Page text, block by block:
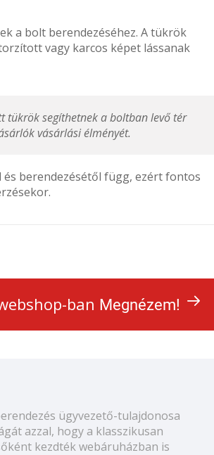
a bolt berendezéséhez. A tükrök
vagy karcos képet lássanak
tükrök segíthetnek a boltban levő tér
vásárlási élményét.
berendezésétől függ, ezért fontos
ban Megnézem!
ügyvezető-tulajdonosa
azzal, hogy a klasszikusan
kezdték webáruházban is